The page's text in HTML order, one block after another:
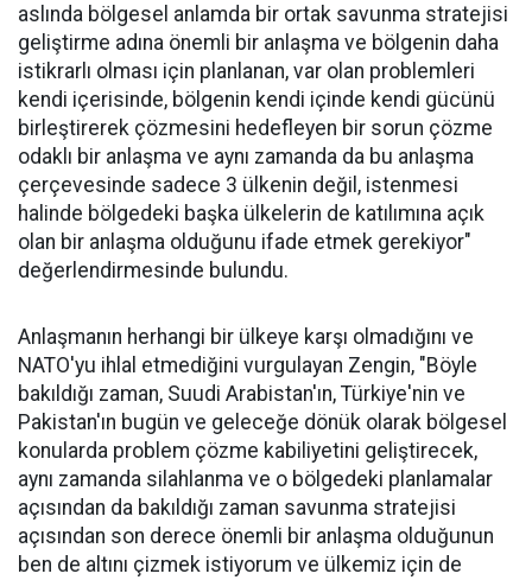
aslında bölgesel anlamda bir ortak savunma stratejisi
geliştirme adına önemli bir anlaşma ve bölgenin daha
istikrarlı olması için planlanan, var olan problemleri
kendi içerisinde, bölgenin kendi içinde kendi gücünü
birleştirerek çözmesini hedefleyen bir sorun çözme
odaklı bir anlaşma ve aynı zamanda da bu anlaşma
çerçevesinde sadece 3 ülkenin değil, istenmesi
halinde bölgedeki başka ülkelerin de katılımına açık
olan bir anlaşma olduğunu ifade etmek gerekiyor"
değerlendirmesinde bulundu.
Anlaşmanın herhangi bir ülkeye karşı olmadığını ve
NATO'yu ihlal etmediğini vurgulayan Zengin, "Böyle
bakıldığı zaman, Suudi Arabistan'ın, Türkiye'nin ve
Pakistan'ın bugün ve geleceğe dönük olarak bölgesel
konularda problem çözme kabiliyetini geliştirecek,
aynı zamanda silahlanma ve o bölgedeki planlamalar
açısından da bakıldığı zaman savunma stratejisi
açısından son derece önemli bir anlaşma olduğunun
ben de altını çizmek istiyorum ve ülkemiz için de